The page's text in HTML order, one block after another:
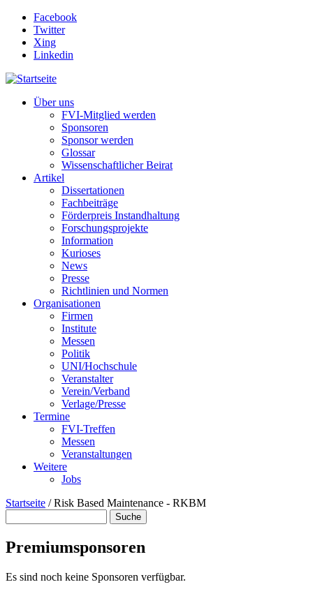
Direkt zum Inhalt
Facebook
Twitter
Xing
Linkedin
Über uns
FVI-Mitglied werden
Sponsoren
Sponsor werden
Glossar
Wissenschaftlicher Beirat
Artikel
Dissertationen
Fachbeiträge
Förderpreis Instandhaltung
Forschungsprojekte
Information
Kurioses
News
Presse
Richtlinien und Normen
Organisationen
Firmen
Institute
Messen
Politik
UNI/Hochschule
Veranstalter
Verein/Verband
Verlage/Presse
Termine
FVI-Treffen
Messen
Veranstaltungen
Weitere
Jobs
Startseite /Risk Based Maintenance - RKBM
Premiumsponsoren
Es sind noch keine Sponsoren verfügbar.